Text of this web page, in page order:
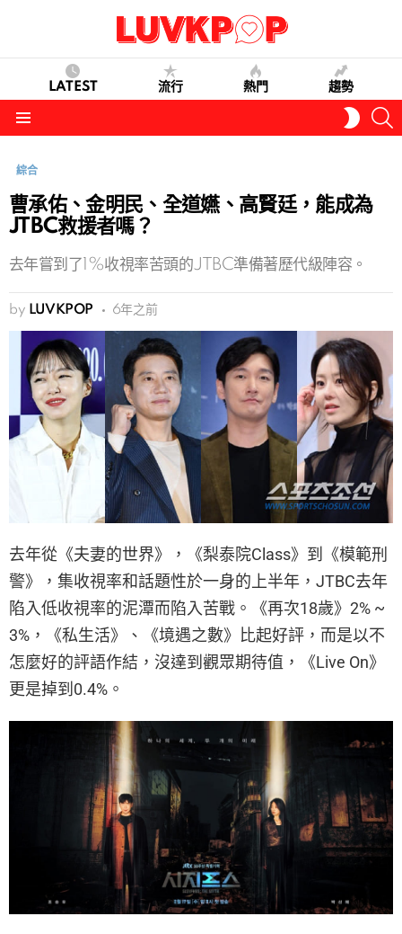
LATEST 流行 熱門 趨勢
SKIN
綜合
曹承佑、金明民、全道嬿、高賢廷，能成為
JTBC救援者嗎？
去年嘗到了1%收視率苦頭的JTBC準備著歷代級陣容。
by LUVKPOP 6年之前
去年從《夫妻的世界》，《梨泰院Class》到《模範刑
警》，集收視率和話題性於一身的上半年，JTBC去年
陷入低收視率的泥潭而陷入苦戰。《再次18歲》2% ~
3%，《私生活》、《境遇之數》比起好評，而是以不
怎麼好的評語作結，沒達到觀眾期待值，《Live On》
更是掉到0.4%。